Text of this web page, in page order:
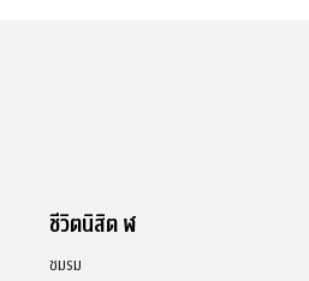
ชีวิตนิสิต ฬ
ชมรม